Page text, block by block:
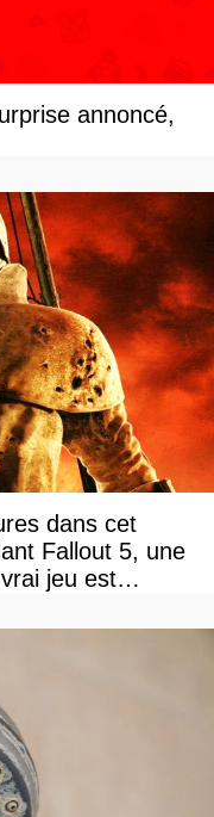
annoncé,
dans cet
Fallout 5, une
jeu est